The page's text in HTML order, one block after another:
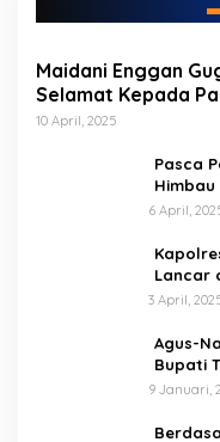
Maidani Enggan
Selamat Kepada
10 April, 2025
Pasca
6 April,
Lancar
3 April,
Agus-
Bupati
9 Januari,